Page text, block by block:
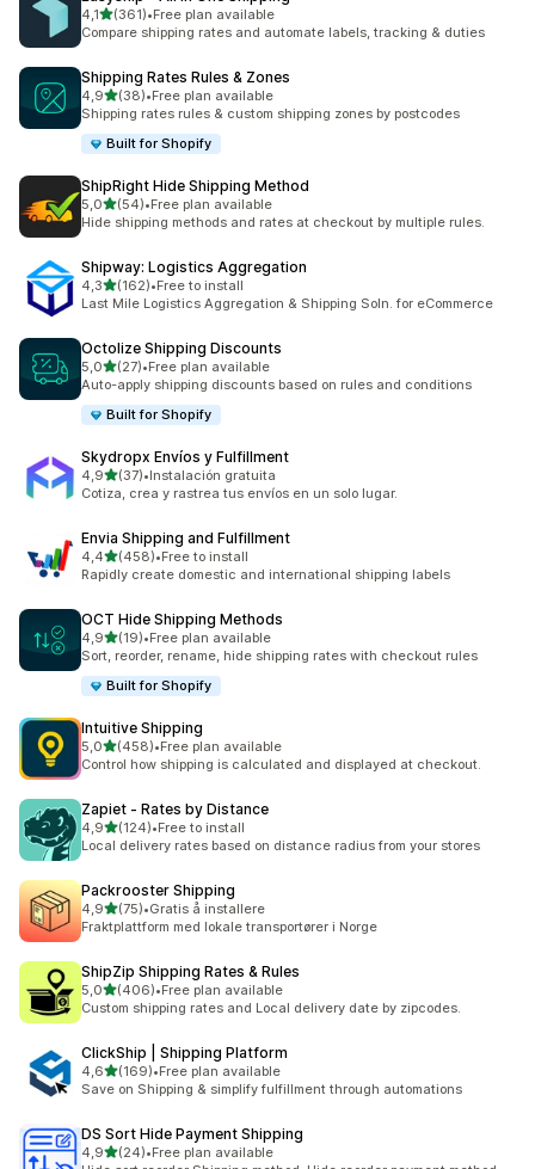
4,1av 5 stjerner
(361)
Totalt 361 omtaler
•Free plan available
Compare shipping rates and automate labels, tracking & duties
Shipping Rates Rules & Zones
4,9av 5 stjerner
(38)
Totalt 38 omtaler
•Free plan available
Shipping rates rules & custom shipping zones by postcodes
Built for Shopify
ShipRight Hide Shipping Method
5,0av 5 stjerner
(54)
Totalt 54 omtaler
•Free plan available
Hide shipping methods and rates at checkout by multiple rules.
Shipway: Logistics Aggregation
4,3av 5 stjerner
(162)
Totalt 162 omtaler
•Free to install
Last Mile Logistics Aggregation & Shipping Soln. for eCommerce
Octolize Shipping Discounts
5,0av 5 stjerner
(27)
Totalt 27 omtaler
•Free plan available
Auto-apply shipping discounts based on rules and conditions
Built for Shopify
Skydropx Envíos y Fulfillment
4,9av 5 stjerner
(37)
Totalt 37 omtaler
•Instalación gratuita
Cotiza, crea y rastrea tus envíos en un solo lugar.
Envia Shipping and Fulfillment
4,4av 5 stjerner
(458)
Totalt 458 omtaler
•Free to install
Rapidly create domestic and international shipping labels
OCT Hide Shipping Methods
4,9av 5 stjerner
(19)
Totalt 19 omtaler
•Free plan available
Sort, reorder, rename, hide shipping rates with checkout rules
Built for Shopify
Intuitive Shipping
5,0av 5 stjerner
(458)
Totalt 458 omtaler
•Free plan available
Control how shipping is calculated and displayed at checkout.
Zapiet ‑ Rates by Distance
4,9av 5 stjerner
(124)
Totalt 124 omtaler
•Free to install
Local delivery rates based on distance radius from your stores
Packrooster Shipping
4,9av 5 stjerner
(75)
Totalt 75 omtaler
•Gratis å installere
Fraktplattform med lokale transportører i Norge
ShipZip Shipping Rates & Rules
5,0av 5 stjerner
(406)
Totalt 406 omtaler
•Free plan available
Custom shipping rates and Local delivery date by zipcodes.
ClickShip | Shipping Platform
4,6av 5 stjerner
(169)
Totalt 169 omtaler
•Free plan available
Save on Shipping & simplify fulfillment through automations
DS Sort Hide Payment Shipping
4,9av 5 stjerner
(24)
Totalt 24 omtaler
•Free plan available